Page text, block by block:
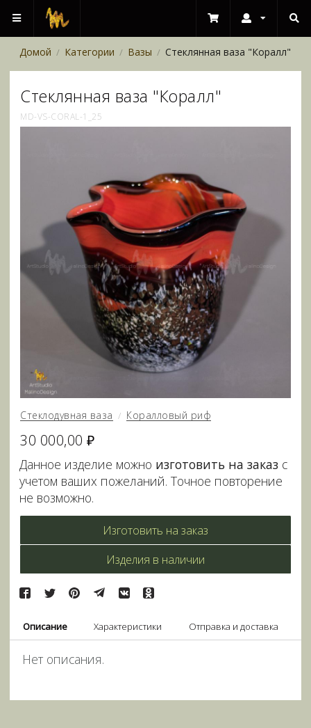
Домой / Категории / Вазы / Стеклянная ваза "Коралл"
Стеклянная ваза "Коралл"
MD-VS-CORAL-1_25
Стеклодувная ваза / Коралловый риф
30 000,00 ₽
Данное изделие можно изготовить на заказ с
учетом ваших пожеланий. Точное повторение
не возможно.
Изготовить на заказ
Изделия в наличии
Описание Характеристики Отправка и доставка
Нет описания.